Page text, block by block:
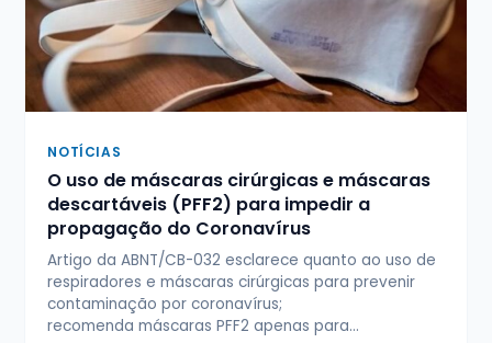
NOTÍCIAS
O uso de máscaras cirúrgicas e máscaras
descartáveis (PFF2) para impedir a
propagação do Coronavírus
Artigo da ABNT/CB-032 esclarece quanto ao uso de
respiradores e máscaras cirúrgicas para prevenir
contaminação por coronavírus;
recomenda máscaras PFF2 apenas para…